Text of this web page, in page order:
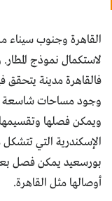
القاهرة وجنوب سيناء
لاستكمال نموذج
فالقاهرة مدينة يتحقق
وجود مساحات شاسعة
ويمكن فصلها
الإسكندرية التي
بورسعيد يمكن فصل
أوصالها مثل القاهرة.